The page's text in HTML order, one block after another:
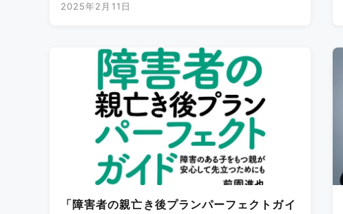
2025年2月11日
「障害者の親亡き後プランパーフェクトガイ